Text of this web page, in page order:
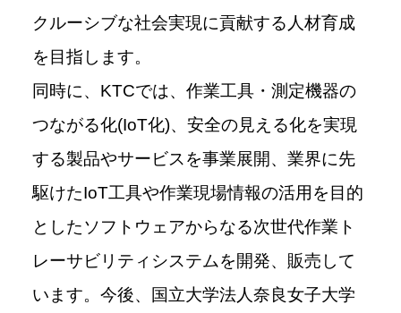
クルーシブな社会実現に貢献する人材育成
を目指します。
同時に、 KTCでは、作業工具・測定機器の
つながる化(IoT化)、安全の見える化を実現
する製品やサービスを事業展開、業界に先
駆けたIoT工具や作業現場情報の活用を目的
としたソフトウェアからなる次世代作業ト
レーサビリティシステムを開発、販売して
います。今後、国立大学法人奈良女子大学